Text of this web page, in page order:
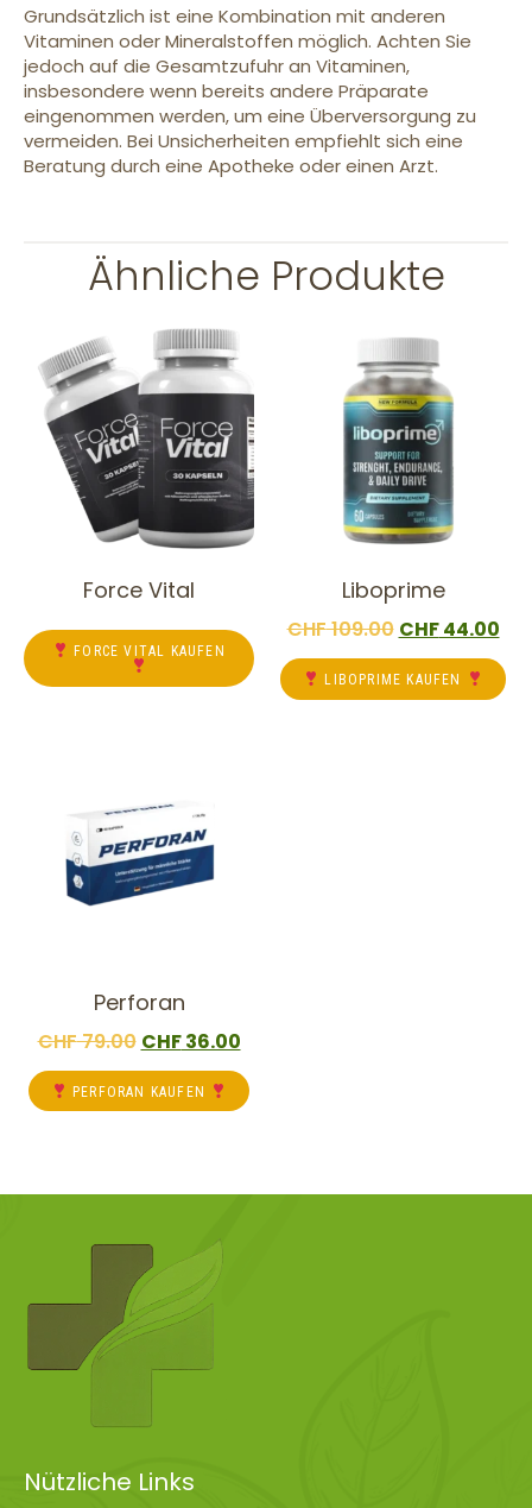
Grundsätzlich ist eine Kombination mit anderen
Vitaminen oder Mineralstoffen möglich. Achten Sie
jedoch auf die Gesamtzufuhr an Vitaminen,
insbesondere wenn bereits andere Präparate
eingenommen werden, um eine Überversorgung zu
vermeiden. Bei Unsicherheiten empfiehlt sich eine
Beratung durch eine Apotheke oder einen Arzt.
Ähnliche Produkte
Force Vital
FORCE VITAL KAUFEN
Liboprime
CHF109.00 CHF44.00
LIBOPRIME KAUFEN
Perforan
CHF79.00 CHF36.00
PERFORAN KAUFEN
Nützliche Links